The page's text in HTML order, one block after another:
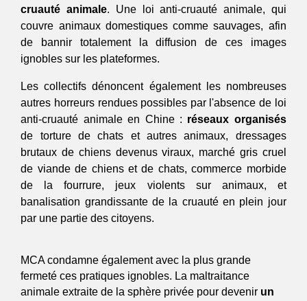
cruauté animale. Une loi anti-cruauté animale, qui
couvre animaux domestiques comme sauvages, afin
de bannir totalement la diffusion de ces images
ignobles sur les plateformes.
Les collectifs dénoncent également les nombreuses
autres horreurs rendues possibles par l'absence de loi
anti-cruauté animale en Chine : réseaux organisés
de torture de chats et autres animaux, dressages
brutaux de chiens devenus viraux, marché gris cruel
de viande de chiens et de chats, commerce morbide
de la fourrure, jeux violents sur animaux, et
banalisation grandissante de la cruauté en plein jour
par une partie des citoyens.
MCA condamne également avec la plus grande
fermeté ces pratiques ignobles. La maltraitance
animale extraite de la sphère privée pour devenir un